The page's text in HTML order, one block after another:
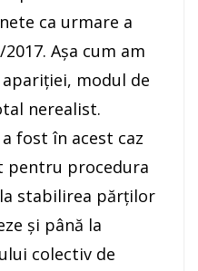
ca urmare a
Aşa cum am
modul de
nerealist.
fost în acest caz
pentru procedura
stabilirea părţilor
şi până la
colectiv de